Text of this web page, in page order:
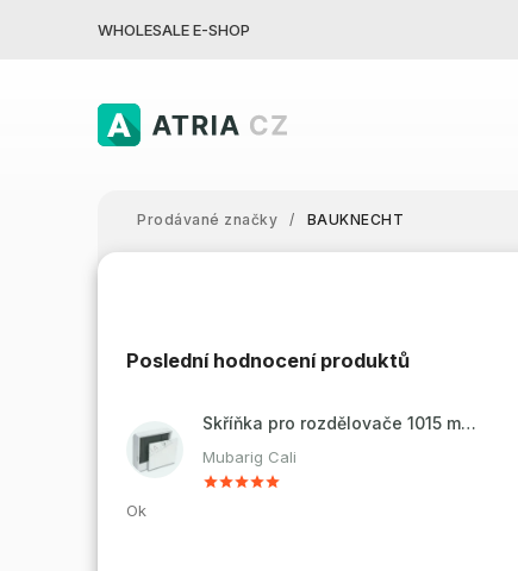
WHOLESALE E-SHOP
Prodávané značky / BAUKNECHT
Poslední hodnocení produktů
Skříňka pro rozdělovače 1015 mm - nadomítková
Mubarig Cali
Ok